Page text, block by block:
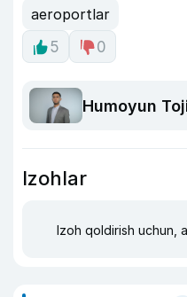
aeroportlar
5
0
Humoyun
Izohlar
Izoh qoldirish uchun,